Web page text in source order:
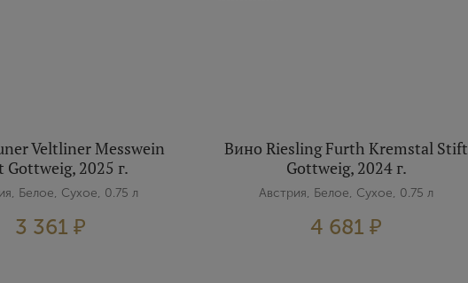
Veltliner Messwein
Gottweig, 2025 г.
Белое, Сухое, 0.75 л
3 361 ₽
Вино Riesling Furth Kremstal Stift
Gottweig, 2024 г.
Австрия, Белое, Сухое, 0.75 л
4 681 ₽